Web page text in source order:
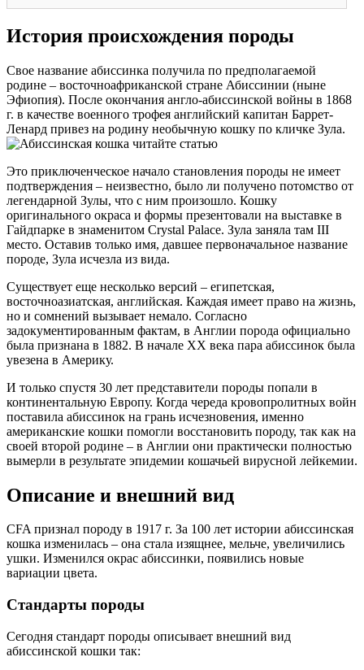
История происхождения породы
Свое название абиссинка получила по предполагаемой
родине – восточноафриканской стране Абиссинии (ныне
Эфиопия). После окончания англо-абиссинской войны в 1868
г. в качестве военного трофея английский капитан Баррет-
Ленард привез на родину необычную кошку по кличке Зула.
Это приключенческое начало становления породы не имеет
подтверждения – неизвестно, было ли получено потомство от
легендарной Зулы, что с ним произошло. Кошку
оригинального окраса и формы презентовали на выставке в
Гайдпарке в знаменитом Crystal Palace. Зула заняла там III
место. Оставив только имя, давшее первоначальное название
породе, Зула исчезла из вида.
Существует еще несколько версий – египетская,
восточноазиатская, английская. Каждая имеет право на жизнь,
но и сомнений вызывает немало. Согласно
задокументированным фактам, в Англии порода официально
была признана в 1882. В начале ХХ века пара абиссинок была
увезена в Америку.
И только спустя 30 лет представители породы попали в
континентальную Европу. Когда череда кровопролитных войн
поставила абиссинок на грань исчезновения, именно
американские кошки помогли восстановить породу, так как на
своей второй родине – в Англии они практически полностью
вымерли в результате эпидемии кошачьей вирусной лейкемии.
Описание и внешний вид
CFA признал породу в 1917 г. За 100 лет истории абиссинская
кошка изменилась – она стала изящнее, мельче, увеличились
ушки. Изменился окрас абиссинки, появились новые
вариации цвета.
Стандарты породы
Сегодня стандарт породы описывает внешний вид
абиссинской кошки так: